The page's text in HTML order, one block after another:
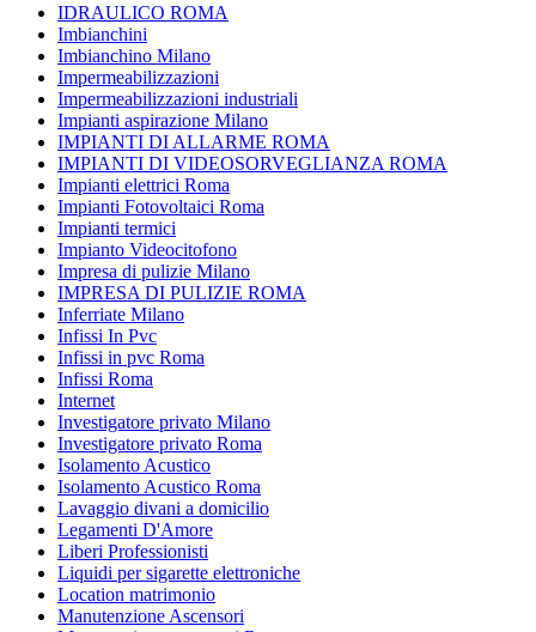
IDRAULICO ROMA
Imbianchini
Imbianchino Milano
Impermeabilizzazioni
Impermeabilizzazioni industriali
Impianti aspirazione Milano
IMPIANTI DI ALLARME ROMA
IMPIANTI DI VIDEOSORVEGLIANZA ROMA
Impianti elettrici Roma
Impianti Fotovoltaici Roma
Impianti termici
Impianto Videocitofono
Impresa di pulizie Milano
IMPRESA DI PULIZIE ROMA
Inferriate Milano
Infissi In Pvc
Infissi in pvc Roma
Infissi Roma
Internet
Investigatore privato Milano
Investigatore privato Roma
Isolamento Acustico
Isolamento Acustico Roma
Lavaggio divani a domicilio
Legamenti D'Amore
Liberi Professionisti
Liquidi per sigarette elettroniche
Location matrimonio
Manutenzione Ascensori